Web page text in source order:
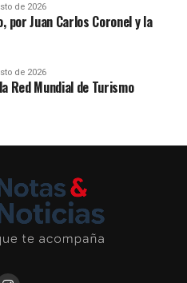
de 2026
por Juan Carlos Coronel y la
de 2026
Red Mundial de Turismo